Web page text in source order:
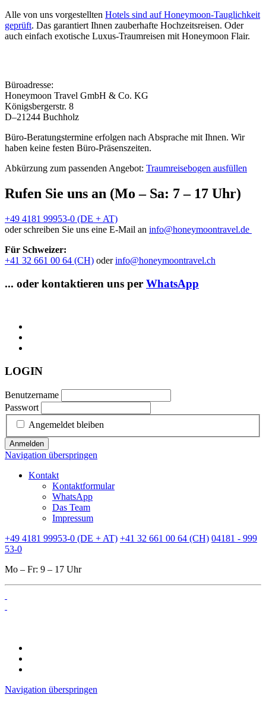
Alle von uns vorgestellten Hotels sind auf Honeymoon-Tauglichkeit
geprüft. Das garantiert Ihnen zauberhafte Hochzeitsreisen. Oder
auch einfach exotische Luxus-Traumreisen mit Honeymoon Flair.
Büroadresse:
Honeymoon Travel GmbH & Co. KG
Königsbergerstr. 8
D–21244 Buchholz
Büro-Beratungstermine erfolgen nach Absprache mit Ihnen. Wir
haben keine festen Büro-Präsenszeiten.
Abkürzung zum passenden Angebot: Traumreisebogen ausfüllen
Rufen Sie uns an (Mo – Sa: 7 – 17 Uhr)
+49 4181 99953-0 (DE + AT)
oder schreiben Sie uns eine E-Mail an info@honeymoontravel.de
Für Schweizer:
+41 32 661 00 64 (CH) oderinfo@honeymoontravel.ch
... oder kontaktieren uns per WhatsApp
LOGIN
Benutzername
Passwort
Angemeldet bleiben
Anmelden
Navigation überspringen
Kontakt
Kontaktformular
WhatsApp
Das Team
Impressum
+49 4181 99953-0 (DE + AT) +41 32 661 00 64 (CH) 04181 - 999
53-0
Mo – Fr: 9 – 17 Uhr
Navigation überspringen